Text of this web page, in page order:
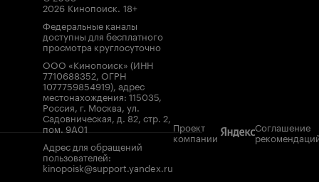
2026 Кинопоиск. 18+
Федеральные каналы
доступны для бесплатного
просмотра круглосуточно
ООО «Кинопоиск» (ИНН
7710688352, ОГРН
1077759854919), адрес
местонахождения: 115035,
Россия, г. Москва, ул.
Садовническая, д. 82, стр. 2,
пом. 9А01
Адрес для обращений
пользователей:
kinopoisk@support.yandex.ru
Проект
компании
Соглашение